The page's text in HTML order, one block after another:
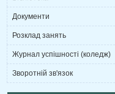
Документи
Розклад занять
Журнал успішності (коледж)
Зворотній зв'язок